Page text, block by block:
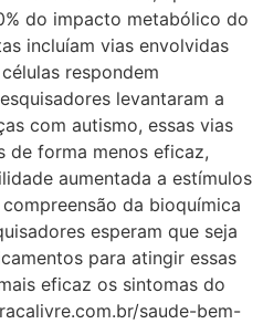
do impacto metabólico do
incluíam vias envolvidas
respondem
levantaram a
com autismo, essas vias
de forma menos eficaz,
aumentada a estímulos
da bioquímica
esperam que seja
para atingir essas
eficaz os sintomas do
saude-bem-